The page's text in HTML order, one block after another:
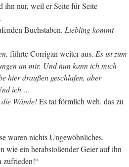
ihn nur, weil er Seite für Seite
Buchstaben. Liebling kommt
führte Corrigan weiter aus. Es ist zum
an mir. Und nun kann ich mich
hier draußen geschlafen, aber
ich …
Wände!Es tat förmlich weh, das zu
waren nichts Ungewöhnliches.
wie ein herabstoßender Geier auf ihn
zufrieden!“